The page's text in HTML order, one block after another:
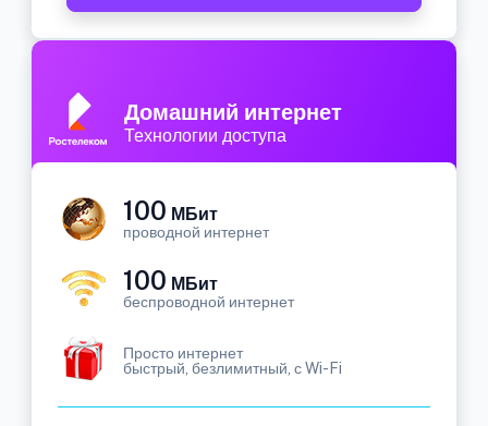
Домашний интернет
Технологии доступа
100 МБит
проводной интернет
100 МБит
беспроводной интернет
Просто интернет
быстрый, безлимитный, с Wi-Fi